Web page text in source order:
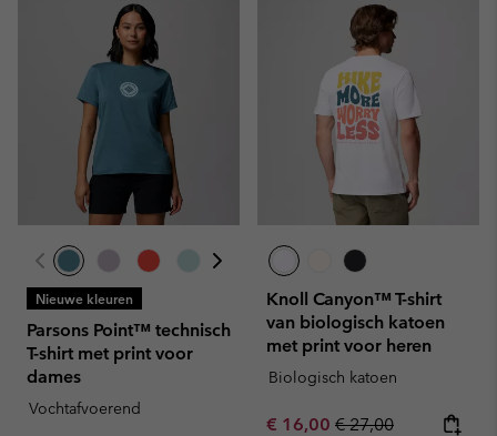
Nieuwe kleuren
Parsons Point™ technisch
T-shirt met print voor
dames
Vochtafvoerend
Knoll Canyon™ T-shirt
van biologisch katoen
met print voor heren
Biologisch katoen
Sale price:
€ 16,00 Regular price:
€ 27,00